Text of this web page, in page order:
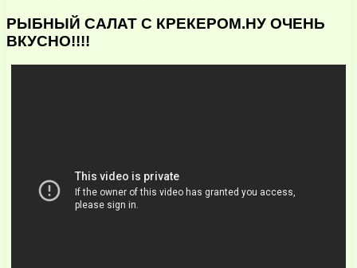
РЫБНЫЙ САЛАТ С КРЕКЕРОМ.НУ ОЧЕНЬ
ВКУСНО!!!!